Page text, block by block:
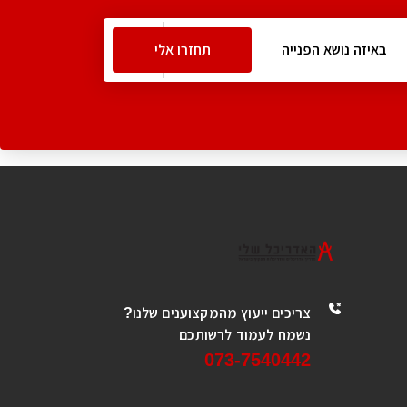
צריכים ייעוץ מהמקצוענים שלנו?
נשמח לעמוד לרשותכם
073-7540442